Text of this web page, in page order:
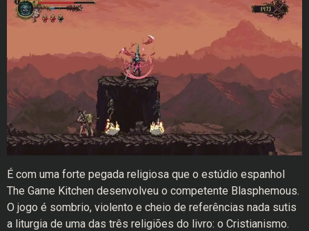
É com uma forte pegada religiosa que o estúdio espanhol
The Game Kitchen desenvolveu o competente Blasphemous.
O jogo é sombrio, violento e cheio de referências nada sutis
a liturgia de uma das três religiões do livro: o Cristianismo.